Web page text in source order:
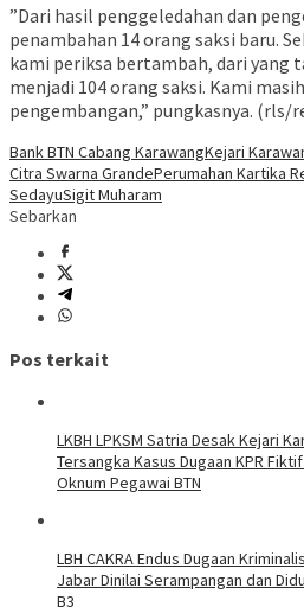
​”Dari hasil penggeledahan dan
penambahan 14 orang saksi baru.
kami periksa bertambah, dari yang
menjadi 104 orang saksi. Kami
pengembangan,” pungkasnya. (rls/
Bank BTN Cabang KarawangKejari
Citra Swarna GrandePerumahan Kartika
SedayuSigit Muharam
Sebarkan
Pos terkait
LKBH LPKSM Satria Desak Kejari
Tersangka Kasus Dugaan KPR
Oknum Pegawai BTN
LBH CAKRA Endus Dugaan
Jabar Dinilai Serampangan dan
B3